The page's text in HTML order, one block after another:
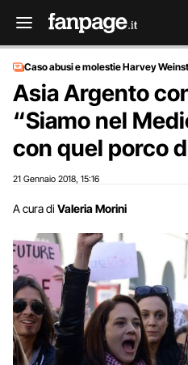
Caso abusi e molestie Harvey
Asia Argento
“Siamo nel
con quel porco
21 Gennaio 2018 15:16
A cura di Valeria Morini